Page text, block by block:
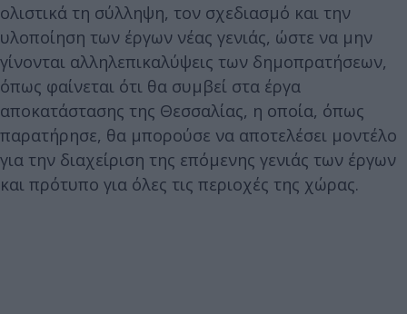
ολιστικά τη σύλληψη, τον σχεδιασμό και την
υλοποίηση των έργων νέας γενιάς, ώστε να μην
γίνονται αλληλεπικαλύψεις των δημοπρατήσεων,
όπως φαίνεται ότι θα συμβεί στα έργα
αποκατάστασης της Θεσσαλίας, η οποία, όπως
παρατήρησε, θα μπορούσε να αποτελέσει μοντέλο
για την διαχείριση της επόμενης γενιάς των έργων
και πρότυπο για όλες τις περιοχές της χώρας.